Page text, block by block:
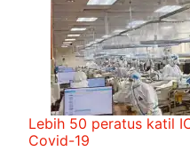
Lebih 50 peratus katil
Covid-19